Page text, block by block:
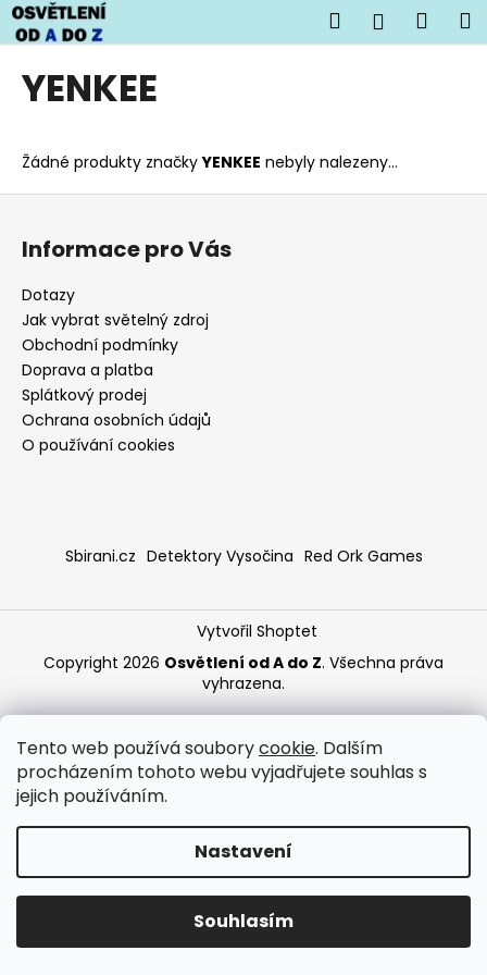
Tento web používá souborycookie. Dalším
procházením tohoto webu vyjadřujete souhlas s
jejich používáním.
Nastavení
Souhlasím
Přejít
na
obsah
Hledat
YENKEE
Žádné produkty značkyYENKEE nebyly nalezeny...
K
o
o
p
o
t
ř
e
b
u
j
e
t
e
t
HLEDAT
Z
Informace pro Vás
Dotazy
Jak vybrat světelný zdroj
Obchodní podmínky
Doprava a platba
Splátkový prodej
Ochrana osobních údajů
O používání cookies
Sbirani.cz Detektory Vysočina Red Ork Games
Vytvořil Shoptet
Copyright 2026 Osvětlení od A do Z. Všechna práva
vyhrazena.